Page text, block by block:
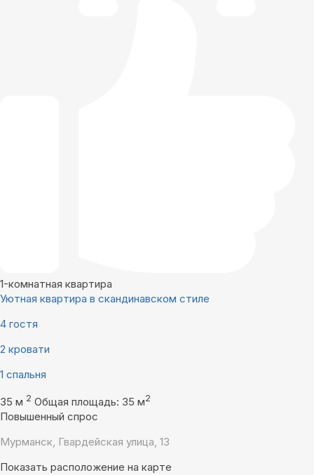
1-комнатная квартира
Уютная квартира в скандинавском стиле
4 гостя
2 кровати
1 спальня
35 м 2 Общая площадь: 35 м2
Повышенный спрос
Мурманск, Гвардейская улица, 13
Показать расположение на карте